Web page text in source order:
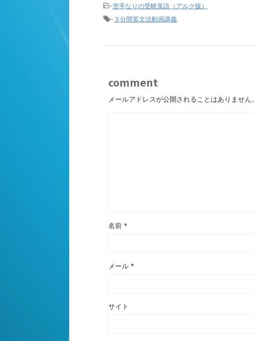
-苦手なりの受験英語（アルク版）
- ３分間英文法動画講義
comment
メールアドレスが公開されることはありません。
名前 *
メール *
サイト